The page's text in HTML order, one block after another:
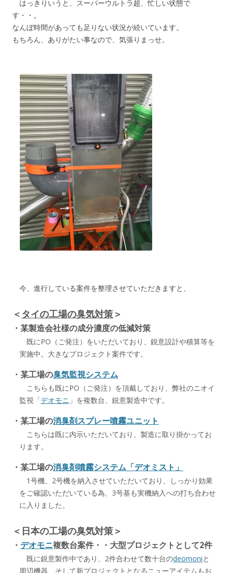
はっきりいうと、スーパーウルトラ超、忙しい状態で
す・・。
なんぼ時間があっても足りない状況が続いています。
もちろん、ありがたい事なので、気張りまっせ。
今、進行している案件を整理させていただきますと、
＜ タイの工場の臭気対策＞
・某製造会社様の成分濃度の低減対策
既にPO（ご発注）をいただいており、鋭意設計や積算等を
実施中。大きなプロジェクト案件です。
・某工場の臭気監視システム
こちらも既にPO（ご発注）を頂戴しており、弊社のニオイ
監視「デオモニ 」を複数台、鋭意製造中です。
・某工場の消臭剤スプレー噴霧ユニット
こちらは既に内示いただいており、製造に取り掛かってお
ります。
・某工場の消臭剤噴霧システム「デオミスト」
1号機、2号機を納入させていただいており、しっかり効果
をご確認いただいている為、3号基も実機納入への打ち合わせ
に入りました。
＜日本の工場の臭気対策＞
・ デオモニ複数台案件・・大型プロジェクトとして2件
既に鋭意製作中であり、2件合わせて数十台のdeomoniと
周辺機器、そして新プロジェクトとなるニューアイテムもお